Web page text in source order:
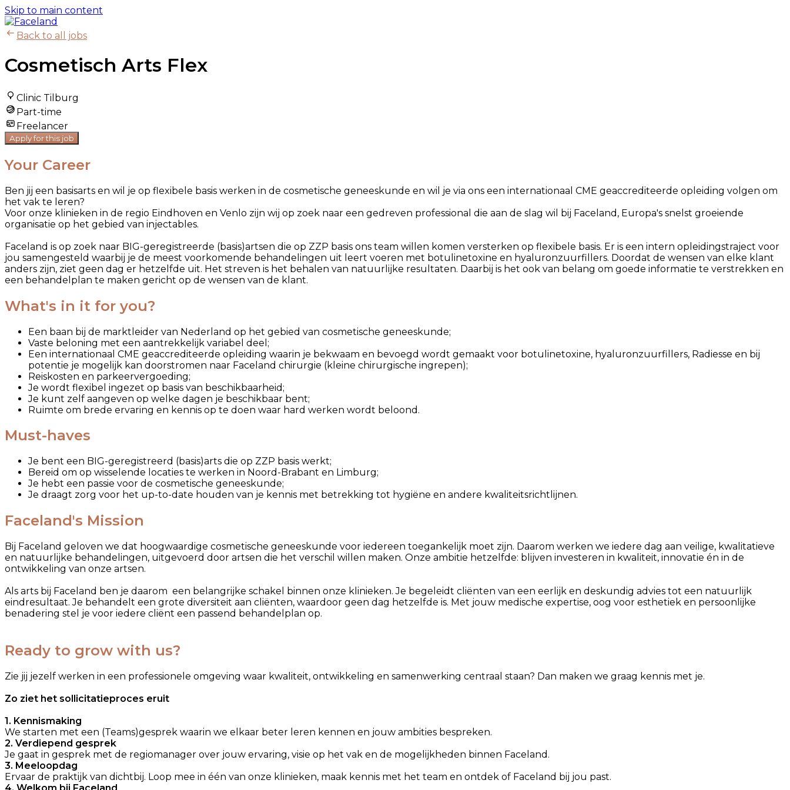
Skip to main content
Back to all jobs
Cosmetisch Arts Flex
Clinic Tilburg
Part-time
Freelancer
Apply for this job
Your Career
Ben jij een basisarts en wil je op flexibele basis werken in de cosmetische geneeskunde en wil je via ons een internationaal CME geaccrediteerde opleiding volgen om
het vak te leren?
Voor onze klinieken in de regio Eindhoven en Venlo zijn wij op zoek naar een gedreven professional die aan de slag wil bij Faceland, Europa's snelst groeiende
organisatie op het gebied van injectables.
Faceland is op zoek naar BIG-geregistreerde (basis)artsen die op ZZP basis ons team willen komen versterken op flexibele basis. Er is een intern opleidingstraject voor
jou samengesteld waarbij je de meest voorkomende behandelingen uit leert voeren met botulinetoxine en hyaluronzuurfillers. Doordat de wensen van elke klant
anders zijn, ziet geen dag er hetzelfde uit. Het streven is het behalen van natuurlijke resultaten. Daarbij is het ook van belang om goede informatie te verstrekken en
een behandelplan te maken gericht op de wensen van de klant.
What's in it for you?
Een baan bij de marktleider van Nederland op het gebied van cosmetische geneeskunde;
Vaste beloning met een aantrekkelijk variabel deel;
Een internationaal CME geaccrediteerde opleiding waarin je bekwaam en bevoegd wordt gemaakt voor botulinetoxine, hyaluronzuurfillers, Radiesse en bij
potentie je mogelijk kan doorstromen naar Faceland chirurgie (kleine chirurgische ingrepen);
Reiskosten en parkeervergoeding;
Je wordt flexibel ingezet op basis van beschikbaarheid;
Je kunt zelf aangeven op welke dagen je beschikbaar bent;
Ruimte om brede ervaring en kennis op te doen waar hard werken wordt beloond.
Must-haves
Je bent een BIG-geregistreerd (basis)arts die op ZZP basis werkt;
Bereid om op wisselende locaties te werken in Noord-Brabant en Limburg;
Je hebt een passie voor de cosmetische geneeskunde;
Je draagt zorg voor het up-to-date houden van je kennis met betrekking tot hygiëne en andere kwaliteitsrichtlijnen.
Faceland's Mission
Bij Faceland geloven we dat hoogwaardige cosmetische geneeskunde voor iedereen toegankelijk moet zijn. Daarom werken we iedere dag aan veilige, kwalitatieve
en natuurlijke behandelingen, uitgevoerd door artsen die het verschil willen maken. Onze ambitie hetzelfde: blijven investeren in kwaliteit, innovatie én in de
ontwikkeling van onze artsen.
Als arts bij Faceland ben je daarom een belangrijke schakel binnen onze klinieken. Je begeleidt cliënten van een eerlijk en deskundig advies tot een natuurlijk
eindresultaat. Je behandelt een grote diversiteit aan cliënten, waardoor geen dag hetzelfde is. Met jouw medische expertise, oog voor esthetiek en persoonlijke
benadering stel je voor iedere cliënt een passend behandelplan op.
Ready to grow with us?
Zie jij jezelf werken in een professionele omgeving waar kwaliteit, ontwikkeling en samenwerking centraal staan? Dan maken we graag kennis met je.
Zo ziet het sollicitatieproces eruit
1. Kennismaking
We starten met een (Teams)gesprek waarin we elkaar beter leren kennen en jouw ambities bespreken.
2. Verdiepend gesprek
Je gaat in gesprek met de regiomanager over jouw ervaring, visie op het vak en de mogelijkheden binnen Faceland.
3. Meeloopdag
Ervaar de praktijk van dichtbij. Loop mee in één van onze klinieken, maak kennis met het team en ontdek of Faceland bij jou past.